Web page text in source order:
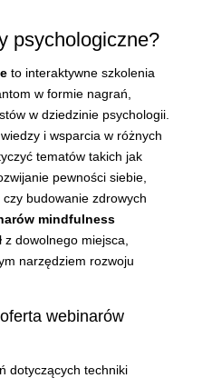
psychologiczne?
to interaktywne szkolenia
w formie nagrań,
w dziedzinie psychologii.
i wsparcia w różnych
tematów takich jak
pewności siebie,
budowanie zdrowych
mindfulness
dowolnego miejsca,
narzędziem rozwoju
webinarów
dotyczących techniki